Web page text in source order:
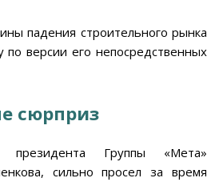
падения строительного рынка
по версии его непосредственных
сюрприз
Группы «Мета»
сильно просел за время